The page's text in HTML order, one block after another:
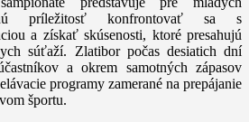
príležitosť konfrontovať sa s
a získať skúsenosti, ktoré presahujú
súťaží. Zlatibor počas desiatich dní
a okrem samotných zápasov
programy zamerané na prepájanie
športu.